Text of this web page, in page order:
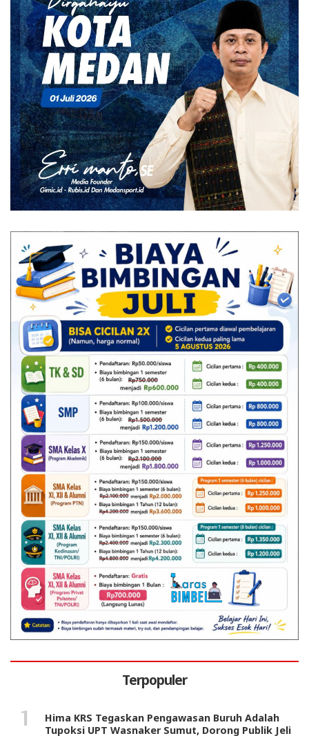
Terpopuler
Hima KRS Tegaskan Pengawasan Buruh Adalah
Tupoksi UPT Wasnaker Sumut, Dorong Publik Jeli